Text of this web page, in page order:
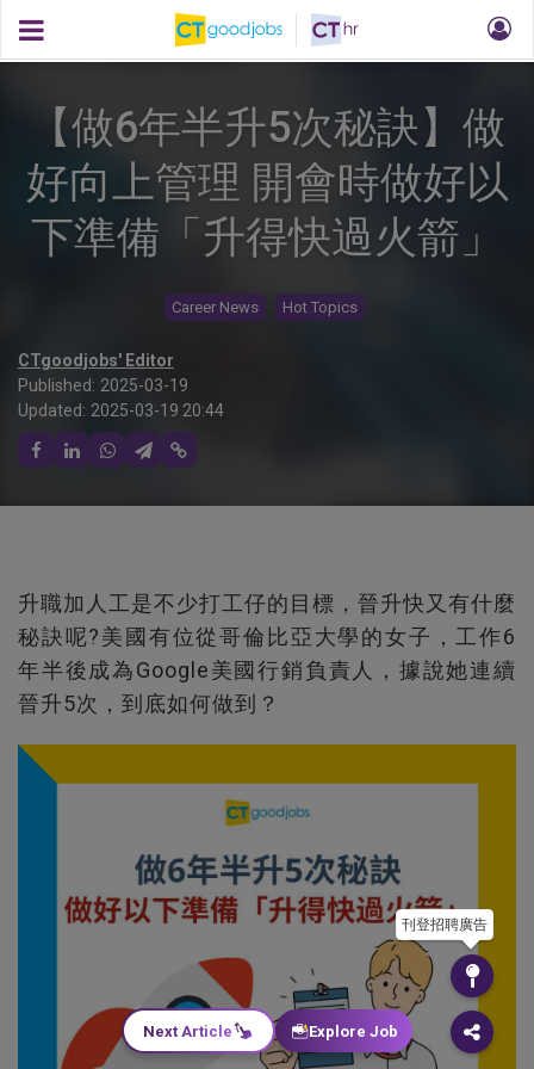
【做6年半升5次秘訣】做
好向上管理 開會時做好以
下準備「升得快過火箭」
Career News Hot Topics
CTgoodjobs' Editor
Published: 2025-03-19
Updated: 2025-03-19 20:44
升職加人工是不少打工仔的目標，晉升快又有什麼
秘訣呢?美國有位從哥倫比亞大學的女子，工作6
年半後成為Google美國行銷負責人，據說她連續
晉升5次，到底如何做到？
刊登招聘廣告
Next Article Explore Job